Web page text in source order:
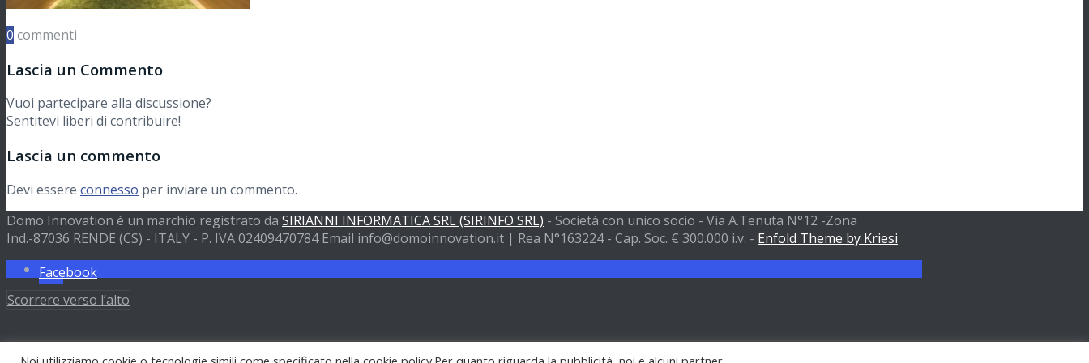
Partner
Cerca
MenuMenu
0 commenti
Lascia un Commento
Vuoi partecipare alla discussione?
Sentitevi liberi di contribuire!
Lascia un commento
Devi essere connesso per inviare un commento.
Domo Innovation è un marchio registrato da SIRIANNI INFORMATICA SRL (SIRINFO SRL) - Società con unico socio - Via A.Tenuta N°12 -Zona
Ind.-87036 RENDE (CS) - ITALY - P. IVA 02409470784 Email info@domoinnovation.it | Rea N°163224 - Cap. Soc. € 300.000 i.v. - Enfold Theme by Kriesi
Facebook
Scorrere verso l’alto